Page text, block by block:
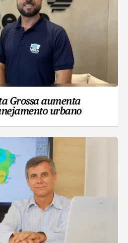
Grossa aumenta
urbano